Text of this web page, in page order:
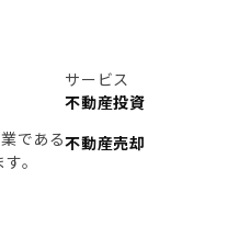
である
。
サービス
不動産投資
不動産売却